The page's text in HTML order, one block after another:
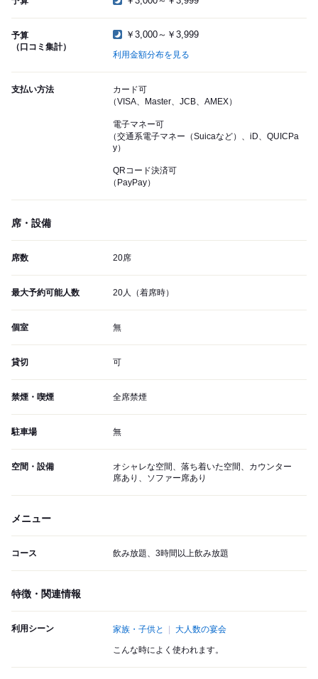
予算
（口コミ集計）
￥3,000～￥3,999
利用金額分布を見る
支払い方法
カード可
（VISA、Master、JCB、AMEX）
電子マネー可
（交通系電子マネー（Suicaなど）、iD、QUICPa
y）
QRコード決済可
（PayPay）
席・設備
席数 20席
最大予約可能人数 20人（着席時）
個室 無
貸切 可
禁煙・喫煙 全席禁煙
駐車場 無
空間・設備
オシャレな空間、落ち着いた空間、カウンター
席あり、ソファー席あり
メニュー
コース 飲み放題、3時間以上飲み放題
特徴・関連情報
利用シーン 家族・子供と 大人数の宴会
こんな時によく使われます。